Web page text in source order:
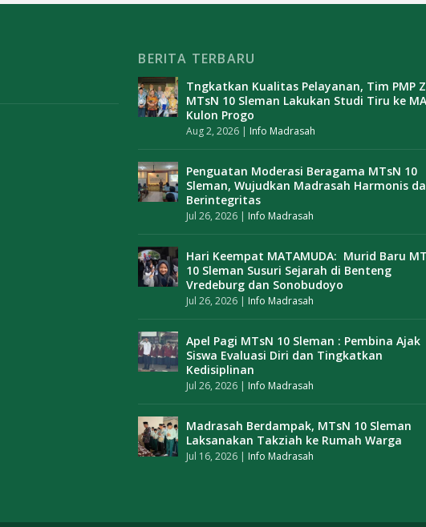
BERITA TERBARU
Tngkatkan Kualitas Pelayanan, Tim PMP
MTsN 10 Sleman Lakukan Studi Tiru ke
Kulon Progo
Aug 2, 2026 | Info Madrasah
Penguatan Moderasi Beragama MTsN 10
Sleman, Wujudkan Madrasah Harmonis
Berintegritas
Jul 26, 2026 | Info Madrasah
Hari Keempat MATAMUDA: Murid Baru
10 Sleman Susuri Sejarah di Benteng
Vredeburg dan Sonobudoyo
Jul 26, 2026 | Info Madrasah
Apel Pagi MTsN 10 Sleman : Pembina Ajak
Siswa Evaluasi Diri dan Tingkatkan
Kedisiplinan
Jul 26, 2026 | Info Madrasah
Madrasah Berdampak, MTsN 10 Sleman
Laksanakan Takziah ke Rumah Warga
Jul 16, 2026 | Info Madrasah